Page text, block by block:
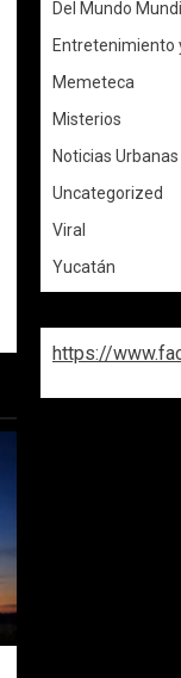
Del Mundo
Entretenimiento
Memeteca
Misterios
Noticias Urbanas
Uncategorized
Viral
Yucatán
https://